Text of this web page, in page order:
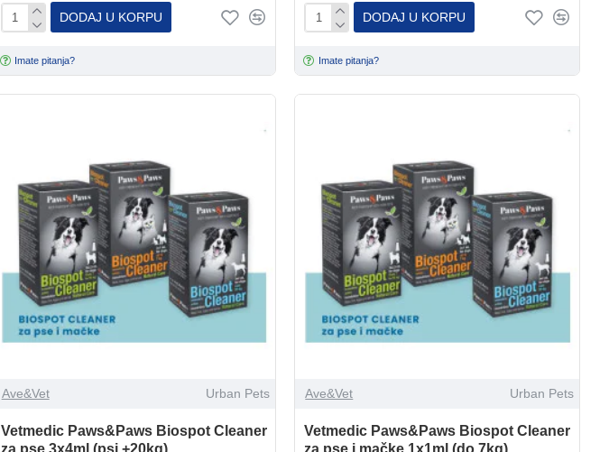
DODAJ U KORPU
Imate pitanja?
DODAJ U KORPU
Imate pitanja?
Ave&Vet Urban Pets
Vetmedic Paws&Paws Biospot Cleaner
za pse 3x4ml (psi +20kg)
Ave&Vet Urban Pets
Vetmedic Paws&Paws Biospot Cleaner
za pse i mačke 1x1ml (do 7kg)